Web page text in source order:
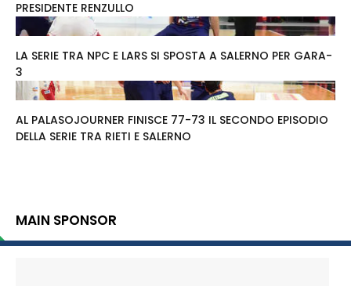
PRESIDENTE RENZULLO
LA SERIE TRA NPC E LARS SI SPOSTA A SALERNO PER GARA-
3
AL PALASOJOURNER FINISCE 77-73 IL SECONDO EPISODIO
DELLA SERIE TRA RIETI E SALERNO
MAIN SPONSOR